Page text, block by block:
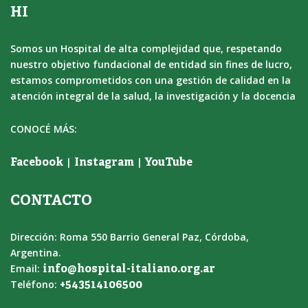
HI
Somos un Hospital de alta complejidad que, respetando
nuestro objetivo fundacional de entidad sin fines de lucro,
estamos comprometidos con una gestión de calidad en la
atención integral de la salud, la investigación y la docencia
CONOCÉ MÁS:
Facebook | Instagram |YouTube
CONTACTO
Dirección: Roma 550 Barrio General Paz, Córdoba,
Argentina.
Email: info@hospital-italiano.org.ar
Teléfono: +543514106500